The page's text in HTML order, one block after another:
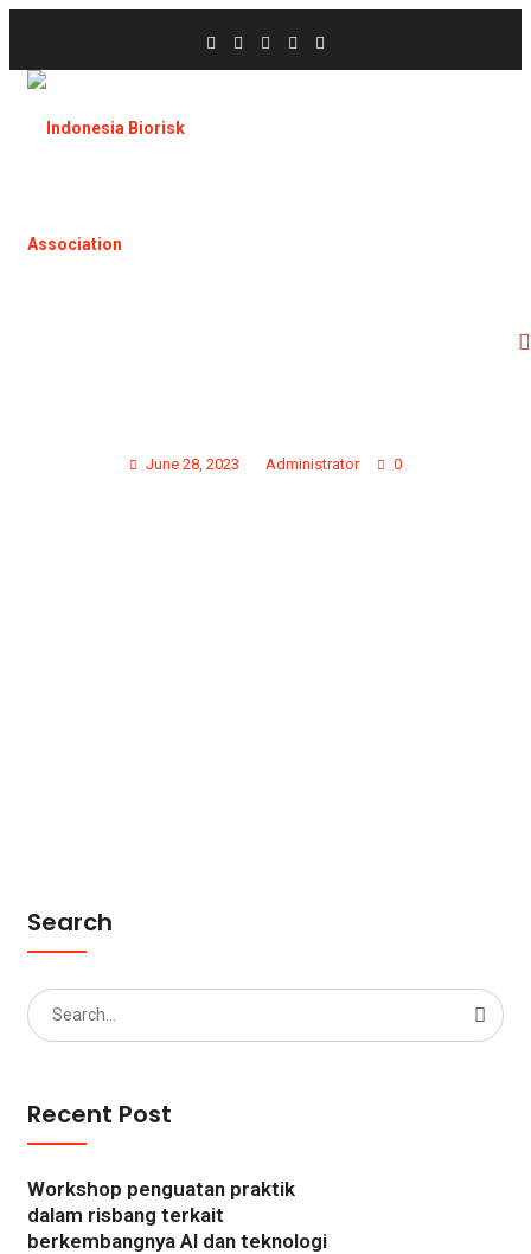
June 28, 2023 Administrator 0
Search
Search
for:
Recent Post
Workshop penguatan praktik
dalam risbang terkait
berkembangnya AI dan teknologi